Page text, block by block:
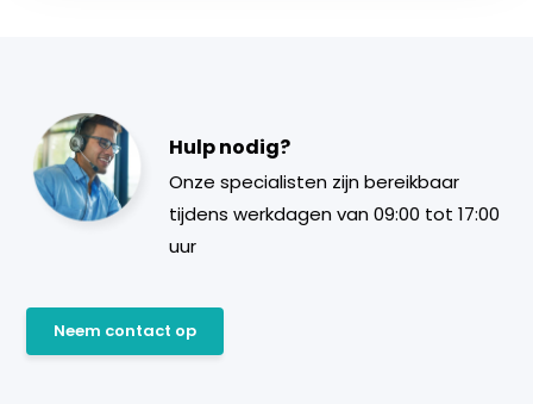
Hulp nodig?
Onze specialisten zijn bereikbaar
tijdens werkdagen van 09:00 tot 17:00
uur
Neem contact op